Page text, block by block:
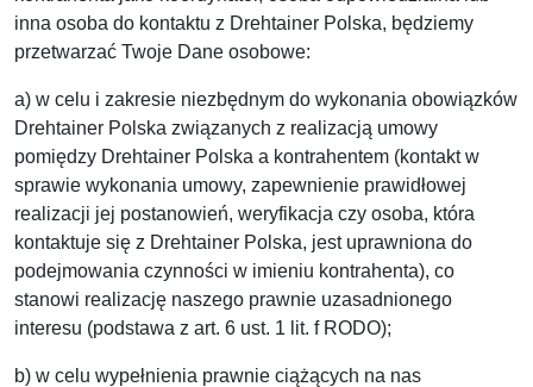
inna osoba do kontaktu z Drehtainer Polska, będziemy
przetwarzać Twoje Dane osobowe:
a) w celu i zakresie niezbędnym do wykonania obowiązków
Drehtainer Polska związanych z realizacją umowy
pomiędzy Drehtainer Polska a kontrahentem (kontakt w
sprawie wykonania umowy, zapewnienie prawidłowej
realizacji jej postanowień, weryfikacja czy osoba, która
kontaktuje się z Drehtainer Polska, jest uprawniona do
podejmowania czynności w imieniu kontrahenta), co
stanowi realizację naszego prawnie uzasadnionego
interesu (podstawa z art. 6 ust. 1 lit. f RODO);
b) w celu wypełnienia prawnie ciążących na nas